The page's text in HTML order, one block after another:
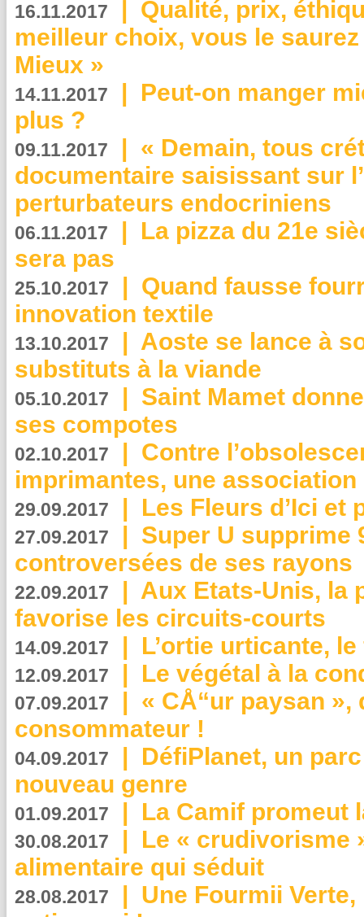
16.11.2017 | Qualité, prix,
meilleur choix, vous le
Mieux »
14.11.2017 | Peut-on manger
plus ?
09.11.2017 | « Demain, tous
documentaire saisissant sur
perturbateurs endocriniens
06.11.2017 | La pizza du 21e
sera pas
25.10.2017 | Quand fausse
innovation textile
13.10.2017 | Aoste se lance à
substituts à la viande
05.10.2017 | Saint Mamet
ses compotes
02.10.2017 | Contre
imprimantes, une
29.09.2017 | Les Fleurs d’Ici et
27.09.2017 | Super U supprime
controversées de ses rayons
22.09.2017 | Aux Etats-Unis, la
favorise les circuits-courts
14.09.2017 | L’ortie urticante,
12.09.2017 | Le végétal à la
07.09.2017 | « CÅ“ur paysan
consommateur !
04.09.2017 | DéfiPlanet, un
nouveau genre
01.09.2017 | La Camif promeut
30.08.2017 | Le « crudivorisme
alimentaire qui séduit
28.08.2017 | Une Fourmii